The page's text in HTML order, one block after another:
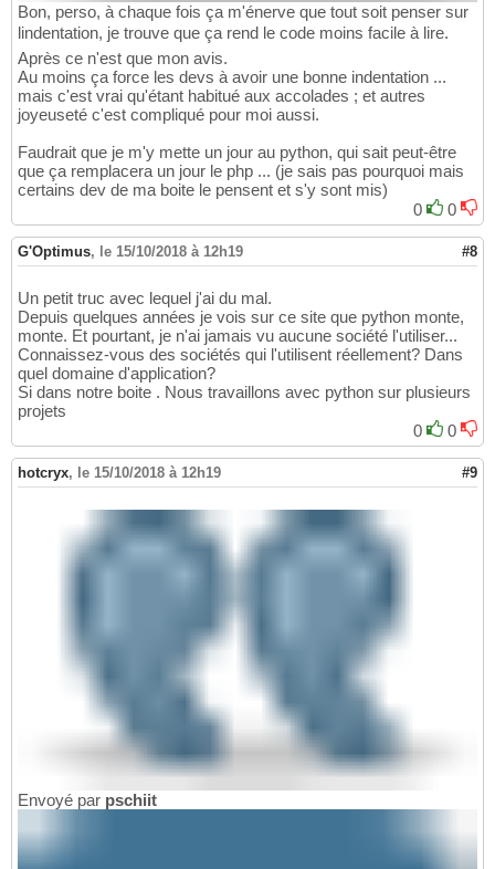
Bon, perso, à chaque fois ça m'énerve que tout soit penser sur
lindentation, je trouve que ça rend le code moins facile à lire.
Après ce n'est que mon avis.
Au moins ça force les devs à avoir une bonne indentation ...
mais c'est vrai qu'étant habitué aux accolades ; et autres
joyeuseté c'est compliqué pour moi aussi.
Faudrait que je m'y mette un jour au python, qui sait peut-être
que ça remplacera un jour le php ... (je sais pas pourquoi mais
certains dev de ma boite le pensent et s'y sont mis)
0
0
G'Optimus, le 15/10/2018 à 12h19 #8
Un petit truc avec lequel j'ai du mal.
Depuis quelques années je vois sur ce site que python monte,
monte. Et pourtant, je n'ai jamais vu aucune société l'utiliser...
Connaissez-vous des sociétés qui l'utilisent réellement? Dans
quel domaine d'application?
Si dans notre boite . Nous travaillons avec python sur plusieurs
projets
0
0
hotcryx, le 15/10/2018 à 12h19 #9
Envoyé par pschiit